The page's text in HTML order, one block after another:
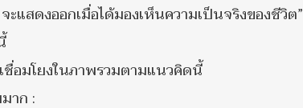
ะแสดงออกเมื่อได้มองเห็นความเป็นจริงของชีวิต”
ชื่อมโยงในภาพรวมตามแนวคิดนี้
าก :